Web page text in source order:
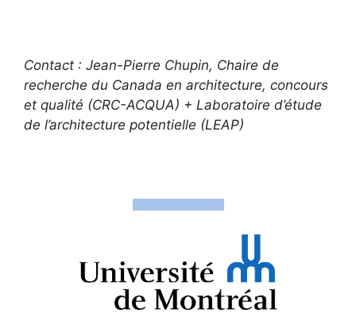
Contact : Jean-Pierre Chupin, Chaire de
recherche du Canada en architecture, concours
et qualité (CRC-ACQUA) + Laboratoire d’étude
de l’architecture potentielle (LEAP)